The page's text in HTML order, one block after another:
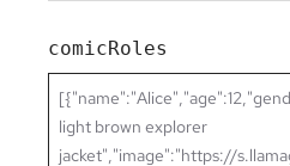
comicRoles